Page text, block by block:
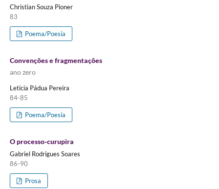
Christian Souza Pioner
83
Poema/Poesia
Convenções e fragmentações
ano zero
Letícia Pádua Pereira
84-85
Poema/Poesia
O processo-curupira
Gabriel Rodrigues Soares
86-90
Prosa